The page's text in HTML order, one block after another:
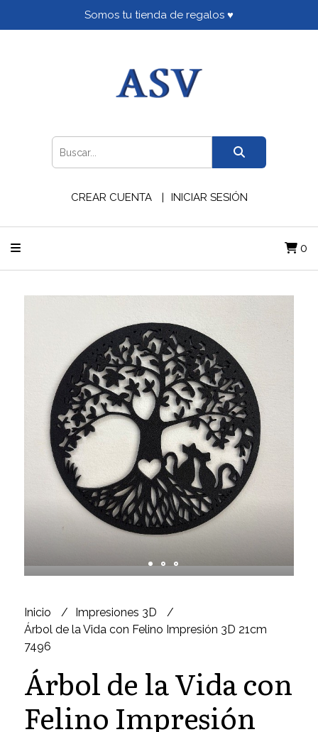
Somos tu tienda de regalos ♥
CREAR CUENTA INICIAR SESIÓN
0
Inicio
Impresiones 3D
Árbol de la Vida con Felino Impresión 3D 21cm
7496
Árbol de la Vida con
Felino Impresión